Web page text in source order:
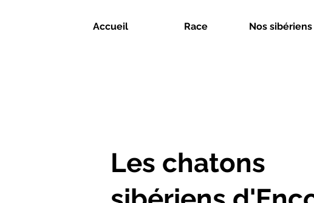
Accueil Race Nos sibériens
Les chatons